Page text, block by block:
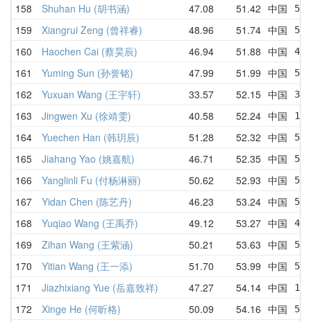
158 Shuhan Hu (胡书涵) 47.08 51.42 中国
159 Xiangrui Zeng (曾祥睿) 48.96 51.74 中国
160 Haochen Cai (蔡昊辰) 46.94 51.88 中国
161 Yuming Sun (孙誉铭) 47.99 51.99 中国
162 Yuxuan Wang (王宇轩) 33.57 52.15 中国
163 Jingwen Xu (徐靖雯) 40.58 52.24 中国
164 Yuechen Han (韩玥辰) 51.28 52.32 中国
165 Jiahang Yao (姚嘉航) 46.71 52.35 中国
166 Yanglinli Fu (付杨淋丽) 50.62 52.93 中国
167 Yidan Chen (陈艺丹) 46.23 53.24 中国
168 Yuqiao Wang (王禹乔) 49.12 53.27 中国
169 Zihan Wang (王紫涵) 50.21 53.63 中国
170 Yitian Wang (王一添) 51.70 53.99 中国
171 Jiazhixiang Yue (岳嘉致祥) 47.27 54.14 中国
172 Xinge He (何昕格) 50.09 54.16 中国